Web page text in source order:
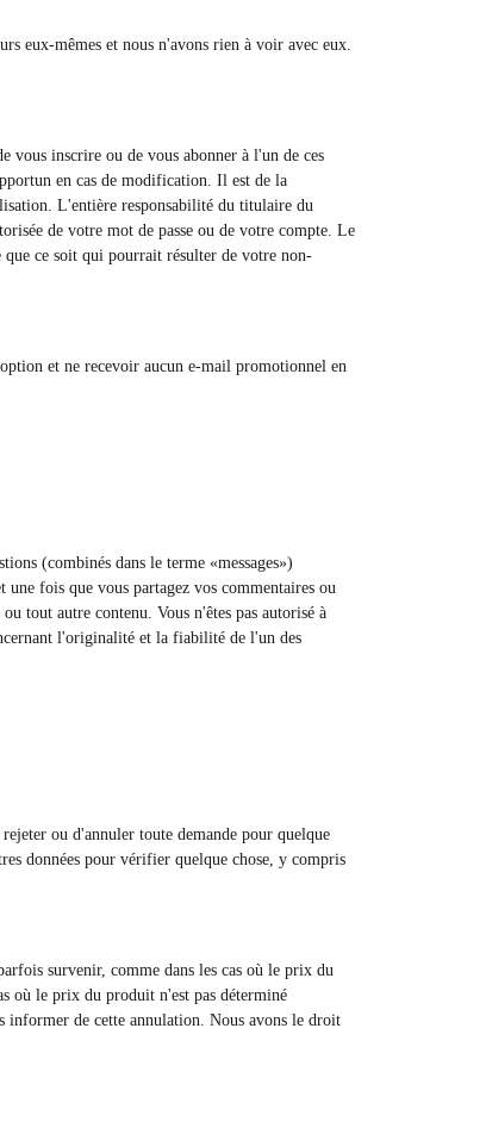
eux-mêmes et nous n'avons rien à voir avec eux.
vous inscrire ou de vous abonner à l'un de ces
en cas de modification. Il est de la
L'entière responsabilité du titulaire du
de votre mot de passe ou de votre compte. Le
que ce soit qui pourrait résulter de votre non-
et ne recevoir aucun e-mail promotionnel en
(combinés dans le terme «messages»)
fois que vous partagez vos commentaires ou
tout autre contenu. Vous n'êtes pas autorisé à
l'originalité et la fiabilité de l'un des
ou d'annuler toute demande pour quelque
données pour vérifier quelque chose, y compris
survenir, comme dans les cas où le prix du
où le prix du produit n'est pas déterminé
informer de cette annulation. Nous avons le droit